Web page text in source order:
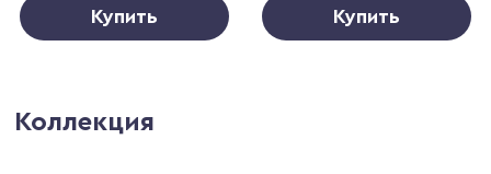
Купить Купить
Коллекция